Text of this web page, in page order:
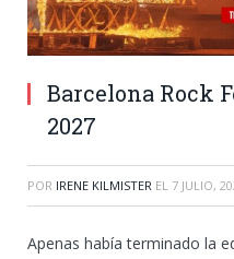
Barcelona Rock
2027
POR IRENE KILMISTER EL 7 JULIO,
Apenas había terminado la